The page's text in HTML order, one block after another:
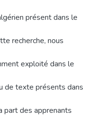
présent dans le
recherche, nous
exploité dans le
de texte présents dans
part des apprenants